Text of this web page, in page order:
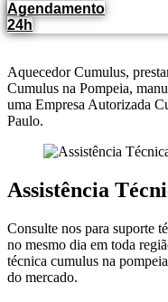
Agendamento
24h
Aquecedor Cumulus,
Cumulus na Pompeia,
uma Empresa Autorizada
Paulo.
Assistência
Consulte nos para suporte
no mesmo dia em toda
técnica cumulus na
do mercado.